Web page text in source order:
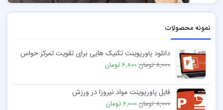
نمونه محصولات
دانلود پاورپوینت تکنیک هایی برای تقویت تمرکز حواس
8,000 تومان 6,800 تومان
فایل پاورپوینت مواد نیروزا در ورزش
8,000 تومان 6,000 تومان